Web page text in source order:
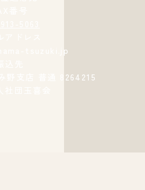
tsuzuki.jp
野支店 普通 8264215